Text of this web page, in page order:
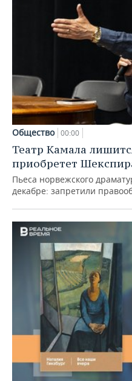
Общество 00:00
Театр Камала
приобретет
Пьеса норвежского
декабре: запретили